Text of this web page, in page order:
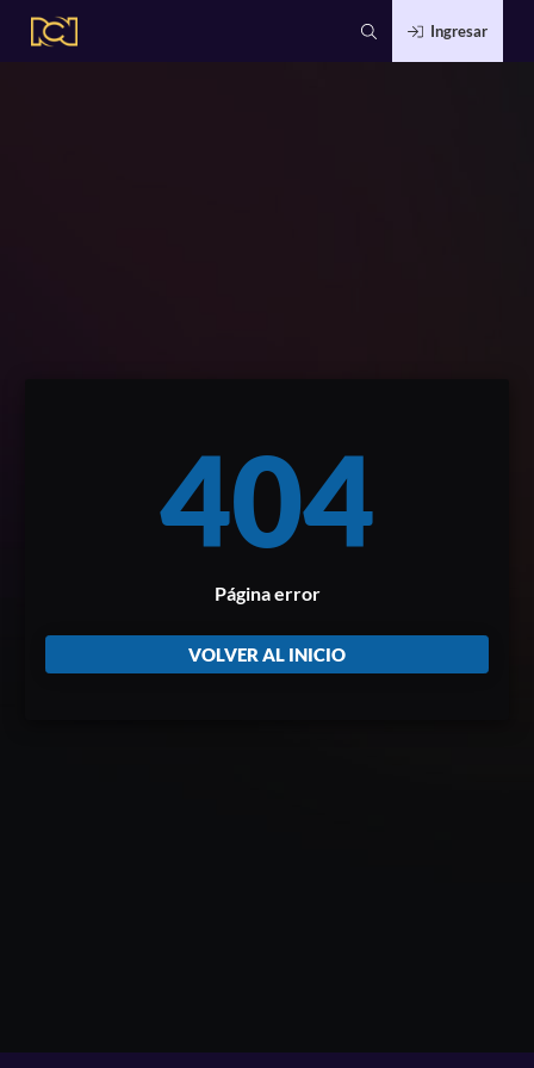
Ingresar
404
Página error
VOLVER AL INICIO